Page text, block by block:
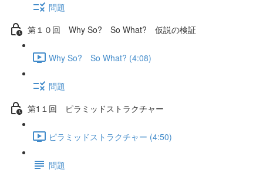
問題
第１０回 Why So? So What? 仮説の検証
Why So? So What? (4:08)
問題
第1１回 ピラミッドストラクチャー
ピラミッドストラクチャー (4:50)
問題